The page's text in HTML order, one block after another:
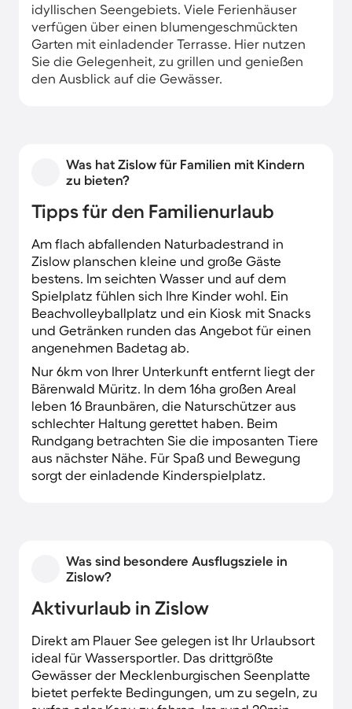
idyllischen Seengebiets. Viele Ferienhäuser
verfügen über einen blumengeschmückten
Garten mit einladender Terrasse. Hier nutzen
Sie die Gelegenheit, zu grillen und genießen
den Ausblick auf die Gewässer.
Was hat Zislow für Familien mit Kindern
zu bieten?
Tipps für den Familienurlaub
Am flach abfallenden Naturbadestrand in
Zislow planschen kleine und große Gäste
bestens. Im seichten Wasser und auf dem
Spielplatz fühlen sich Ihre Kinder wohl. Ein
Beachvolleyballplatz und ein Kiosk mit Snacks
und Getränken runden das Angebot für einen
angenehmen Badetag ab.
Nur 6km von Ihrer Unterkunft entfernt liegt der
Bärenwald Müritz. In dem 16ha großen Areal
leben 16 Braunbären, die Naturschützer aus
schlechter Haltung gerettet haben. Beim
Rundgang betrachten Sie die imposanten Tiere
aus nächster Nähe. Für Spaß und Bewegung
sorgt der einladende Kinderspielplatz.
Was sind besondere Ausflugsziele in
Zislow?
Aktivurlaub in Zislow
Direkt am Plauer See gelegen ist Ihr Urlaubsort
ideal für Wassersportler. Das drittgrößte
Gewässer der Mecklenburgischen Seenplatte
bietet perfekte Bedingungen, um zu segeln, zu